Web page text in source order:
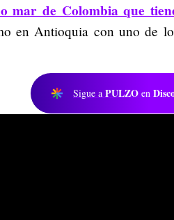
mar de Colombia que
en Antioquia con uno de
Sigue a PULZO en